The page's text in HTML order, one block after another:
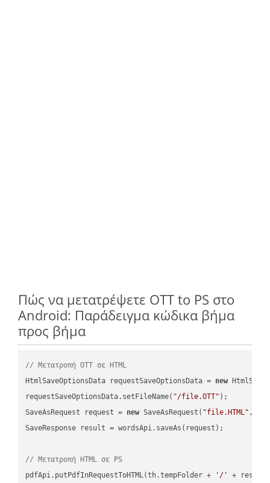
Πώς να μετατρέψετε OTT to PS στο
Android: Παράδειγμα κώδικα βήμα
προς βήμα
// Μετατροπή OTT σε HTML
HtmlSaveOptionsData requestSaveOptionsData = new
requestSaveOptionsData.setFileName( "/file.OTT" );
SaveAsRequest request = new SaveAsRequest( "file.HTML"
SaveResponse result = wordsApi.saveAs(request);
// Μετατροπή HTML σε PS
pdfApi.putPdfInRequestToHTML(th.tempFolder +
'/' +